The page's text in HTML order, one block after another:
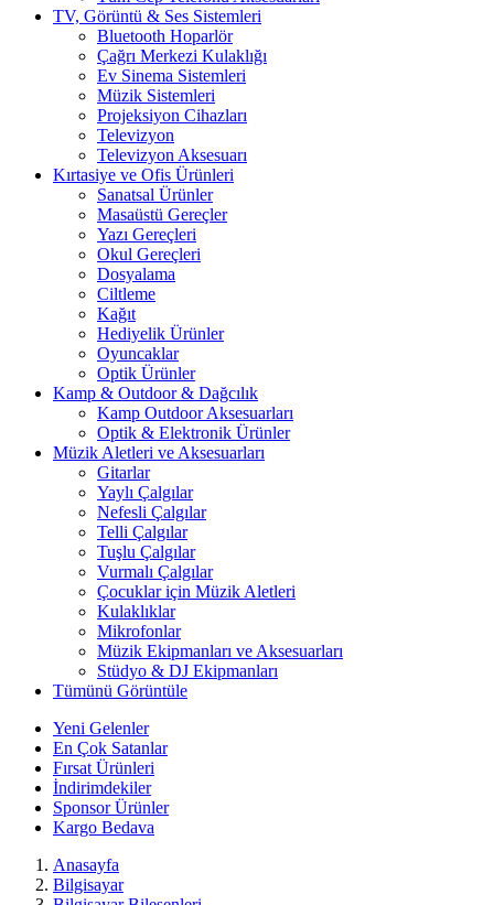
TV, Görüntü & Ses Sistemleri
Bluetooth Hoparlör
Çağrı Merkezi Kulaklığı
Ev Sinema Sistemleri
Müzik Sistemleri
Projeksiyon Cihazları
Televizyon
Televizyon Aksesuarı
Kırtasiye ve Ofis Ürünleri
Sanatsal Ürünler
Masaüstü Gereçler
Yazı Gereçleri
Okul Gereçleri
Dosyalama
Ciltleme
Kağıt
Hediyelik Ürünler
Oyuncaklar
Optik Ürünler
Kamp & Outdoor & Dağcılık
Kamp Outdoor Aksesuarları
Optik & Elektronik Ürünler
Müzik Aletleri ve Aksesuarları
Gitarlar
Yaylı Çalgılar
Nefesli Çalgılar
Telli Çalgılar
Tuşlu Çalgılar
Vurmalı Çalgılar
Çocuklar için Müzik Aletleri
Kulaklıklar
Mikrofonlar
Müzik Ekipmanları ve Aksesuarları
Stüdyo & DJ Ekipmanları
Tümünü Görüntüle
Yeni Gelenler
En Çok Satanlar
Fırsat Ürünleri
İndirimdekiler
Sponsor Ürünler
Kargo Bedava
Anasayfa
Bilgisayar